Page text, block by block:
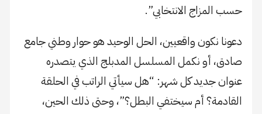
حسب المزاج الانتخابي”.
دعونا نكون واقعيين، الحل الوحيد هو حوار وطني جامع
صادق، أو نكمل المسلسل المدبلج الذي يتصدره
عنوان جديد كل شهر: “هل سيأتي الراتب في الحلقة
القادمة؟ أم سيختفي البطل؟”، وحتى ذلك الحين،